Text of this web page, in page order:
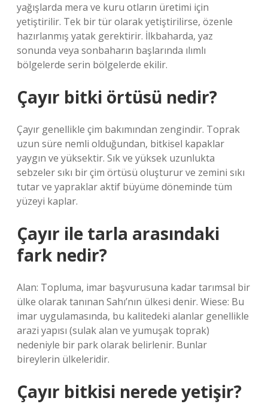
yağışlarda mera ve kuru otların üretimi için
yetiştirilir. Tek bir tür olarak yetiştirilirse, özenle
hazırlanmış yatak gerektirir. İlkbaharda, yaz
sonunda veya sonbaharın başlarında ılımlı
bölgelerde serin bölgelerde ekilir.
Çayır bitki örtüsü nedir?
Çayır genellikle çim bakımından zengindir. Toprak
uzun süre nemli olduğundan, bitkisel kapaklar
yaygın ve yüksektir. Sık ve yüksek uzunlukta
sebzeler sıkı bir çim örtüsü oluşturur ve zemini sıkı
tutar ve yapraklar aktif büyüme döneminde tüm
yüzeyi kaplar.
Çayır ile tarla arasındaki
fark nedir?
Alan: Topluma, imar başvurusuna kadar tarımsal bir
ülke olarak tanınan Sahı’nın ülkesi denir. Wiese: Bu
imar uygulamasında, bu kalitedeki alanlar genellikle
arazi yapısı (sulak alan ve yumuşak toprak)
nedeniyle bir park olarak belirlenir. Bunlar
bireylerin ülkeleridir.
Çayır bitkisi nerede yetişir?